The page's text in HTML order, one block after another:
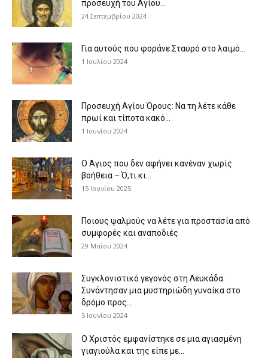
προσευχή του Αγίου...
24 Σεπτεμβρίου 2024
Για αυτούς που φοράνε Σταυρό στο λαιμό…
1 Ιουλίου 2024
Προσευχή Αγίου Όρους: Να τη λέτε κάθε
πρωί και τίποτα κακό...
1 Ιουνίου 2024
Ο Άγιος που δεν αφήνει κανέναν χωρίς
βοήθεια – Ό,τι κι...
15 Ιουνίου 2025
Ποιους ψαλμούς να λέτε για προστασία από
συμφορές και αναποδιές
29 Μαΐου 2024
Συγκλονιστικό γεγονός στη Λευκάδα:
Συνάντησαν μια μυστηριώδη γυναίκα στο
δρόμο προς...
5 Ιουνίου 2024
Ο Χριστός εμφανίστηκε σε μια αγιασμένη
γιαγιούλα και της είπε με...